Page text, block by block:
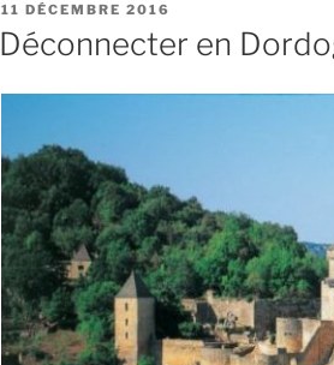
PUBLIÉ
LE
11 DÉCEMBRE 2016
Déconnecter en